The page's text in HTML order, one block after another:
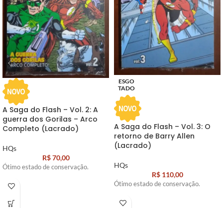
A Saga do Flash – Vol. 2: A
guerra dos Gorilas – Arco
Completo (Lacrado)
HQs
R$70,00
Ótimo estado de conservação.
ESGO
TADO
A Saga do Flash – Vol. 3: O
retorno de Barry Allen
(Lacrado)
HQs
R$110,00
Ótimo estado de conservação.